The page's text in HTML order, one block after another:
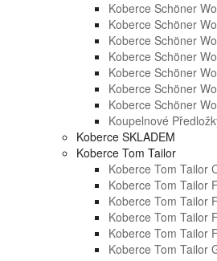
Koberce Schöner
Koberce Schöner
Koberce Schöner
Koberce Schöner
Koberce Schöner
Koberce Schöner
Koberce Schöner
Koupelnové
Koberce SKLADEM
Koberce Tom Tailor
Koberce Tom Tailor
Koberce Tom Tailor
Koberce Tom Tailor
Koberce Tom Tailor
Koberce Tom Tailor
Koberce Tom Tailor